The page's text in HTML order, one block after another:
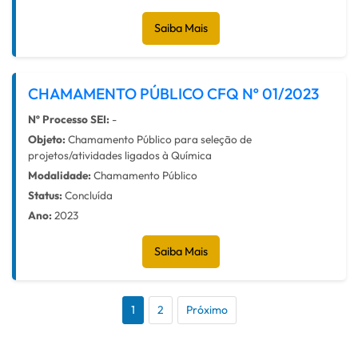
Saiba Mais
CHAMAMENTO PÚBLICO CFQ Nº 01/2023
Nº Processo SEI: -
Objeto: Chamamento Público para seleção de
projetos/atividades ligados à Química
Modalidade: Chamamento Público
Status: Concluída
Ano: 2023
Saiba Mais
1 2 Próximo